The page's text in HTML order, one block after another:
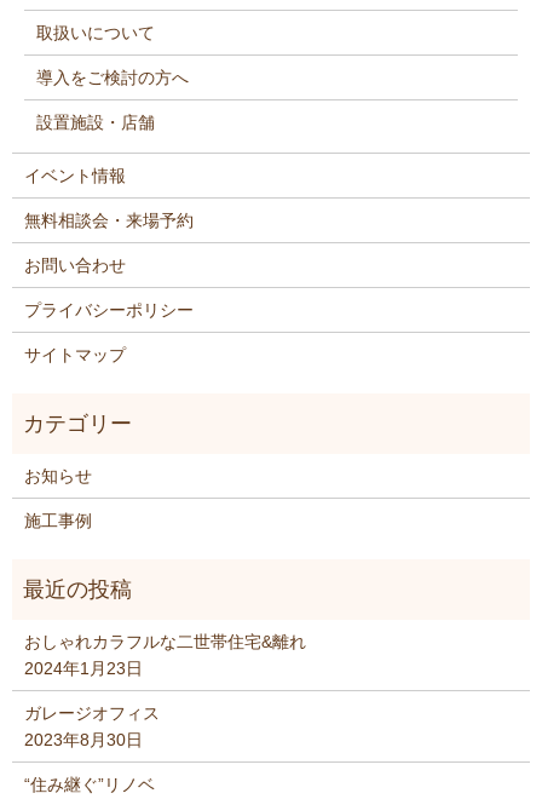
取扱いについて
導入をご検討の方へ
設置施設・店舗
イベント情報
無料相談会・来場予約
お問い合わせ
プライバシーポリシー
サイトマップ
お知らせ
施工事例
おしゃれカラフルな二世帯住宅&離れ
2024年1月23日
ガレージオフィス
2023年8月30日
“住み継ぐ”リノベ